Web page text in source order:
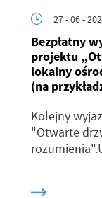
27 - 06 -
Bezpłatny
projektu
lokalny
(na
Kolejny
"Otwarte